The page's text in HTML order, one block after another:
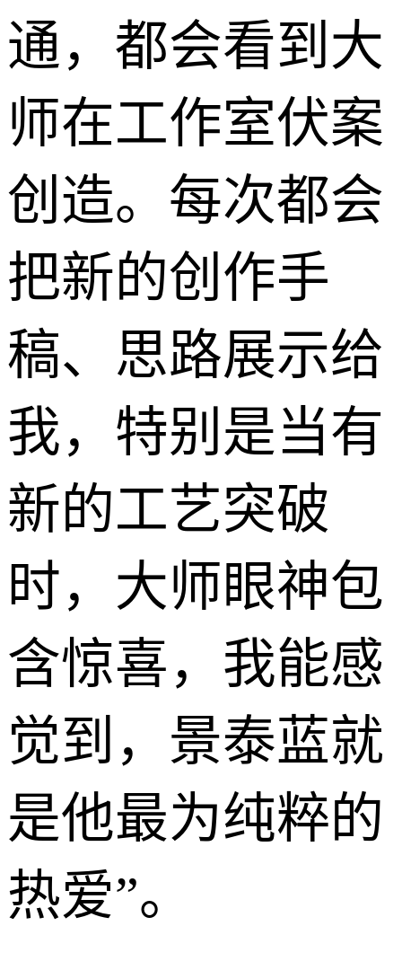
通，都会看到大
师在工作室伏案
创造。每次都会
把新的创作手
稿、思路展示给
我，特别是当有
新的工艺突破
时，大师眼神包
含惊喜，我能感
觉到，景泰蓝就
是他最为纯粹的
热爱”。